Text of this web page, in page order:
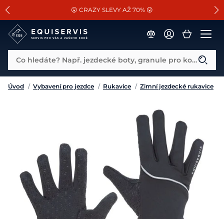
SLEVA 13% na vše od Cassini!
😮 CRAZY SLEVY AŽ 70% 😮
📐Pasování a doplňky k vybraným sedlům ZDARMA 🐴
Co hledáte? Např. jezdecké boty, granule pro koně...
Úvod / Vybavení pro jezdce / Rukavice / Zimní jezdecké rukavice